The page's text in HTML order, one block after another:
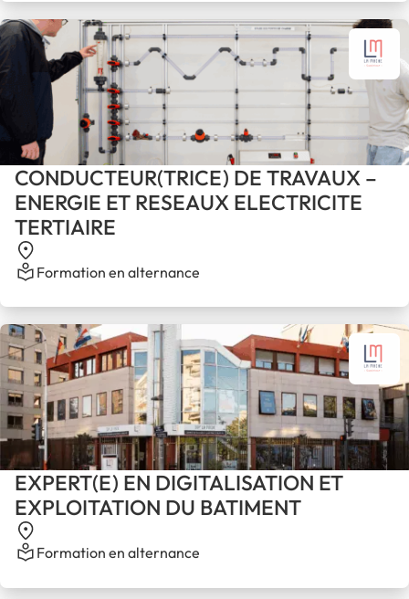
CONDUCTEUR(TRICE) DE TRAVAUX –
ENERGIE ET RESEAUX ELECTRICITE
TERTIAIRE
Formation en alternance
EXPERT(E) EN DIGITALISATION ET
EXPLOITATION DU BATIMENT
Formation en alternance